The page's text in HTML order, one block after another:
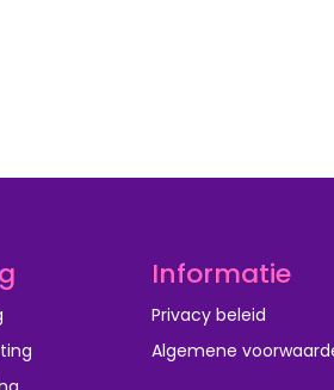
Informatie
Privacy beleid
Algemene